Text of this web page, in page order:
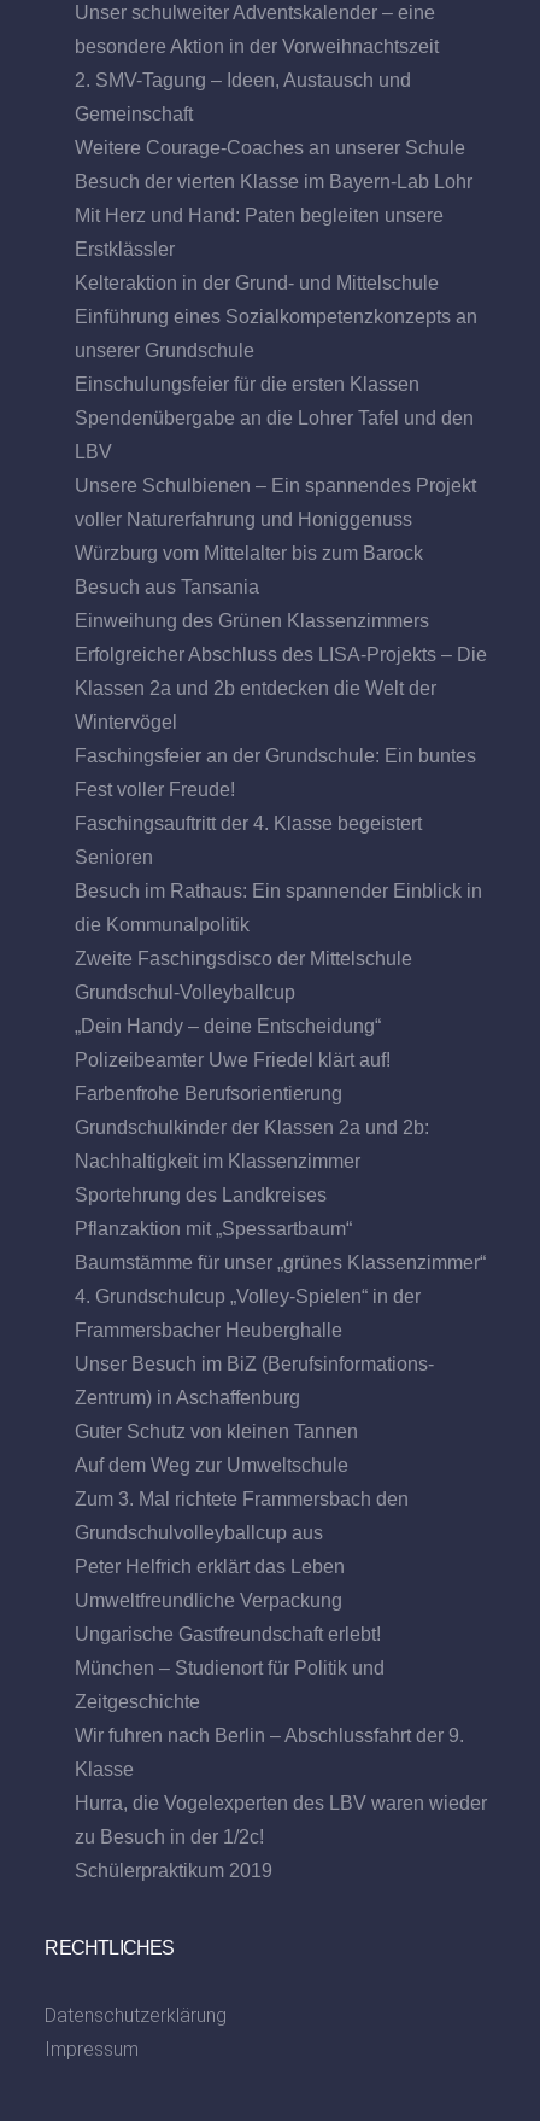
Unser schulweiter Adventskalender – eine
besondere Aktion in der Vorweihnachtszeit
2. SMV-Tagung – Ideen, Austausch und
Gemeinschaft
Weitere Courage-Coaches an unserer Schule
Besuch der vierten Klasse im Bayern-Lab Lohr
Mit Herz und Hand: Paten begleiten unsere
Erstklässler
Kelteraktion in der Grund- und Mittelschule
Einführung eines Sozialkompetenzkonzepts an
unserer Grundschule
Einschulungsfeier für die ersten Klassen
Spendenübergabe an die Lohrer Tafel und den
LBV
Unsere Schulbienen – Ein spannendes Projekt
voller Naturerfahrung und Honiggenuss
Würzburg vom Mittelalter bis zum Barock
Besuch aus Tansania
Einweihung des Grünen Klassenzimmers
Erfolgreicher Abschluss des LISA-Projekts – Die
Klassen 2a und 2b entdecken die Welt der
Wintervögel
Faschingsfeier an der Grundschule: Ein buntes
Fest voller Freude!
Faschingsauftritt der 4. Klasse begeistert
Senioren
Besuch im Rathaus: Ein spannender Einblick in
die Kommunalpolitik
Zweite Faschingsdisco der Mittelschule
Grundschul-Volleyballcup
„Dein Handy – deine Entscheidung“
Polizeibeamter Uwe Friedel klärt auf!
Farbenfrohe Berufsorientierung
Grundschulkinder der Klassen 2a und 2b:
Nachhaltigkeit im Klassenzimmer
Sportehrung des Landkreises
Pflanzaktion mit „Spessartbaum“
Baumstämme für unser „grünes Klassenzimmer“
4. Grundschulcup „Volley-Spielen“ in der
Frammersbacher Heuberghalle
Unser Besuch im BiZ (Berufsinformations-
Zentrum) in Aschaffenburg
Guter Schutz von kleinen Tannen
Auf dem Weg zur Umweltschule
Zum 3. Mal richtete Frammersbach den
Grundschulvolleyballcup aus
Peter Helfrich erklärt das Leben
Umweltfreundliche Verpackung
Ungarische Gastfreundschaft erlebt!
München – Studienort für Politik und
Zeitgeschichte
Wir fuhren nach Berlin – Abschlussfahrt der 9.
Klasse
Hurra, die Vogelexperten des LBV waren wieder
zu Besuch in der 1/2c!
Schülerpraktikum 2019
RECHTLICHES
Datenschutzerklärung
Impressum